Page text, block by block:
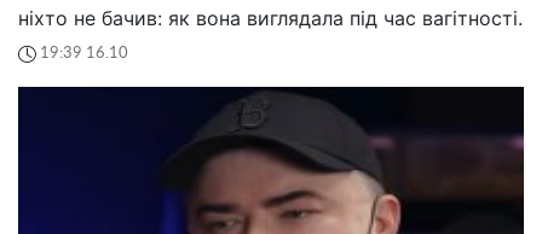
ніхто не бачив: як вона виглядала під час вагітності.
19:39 16.10